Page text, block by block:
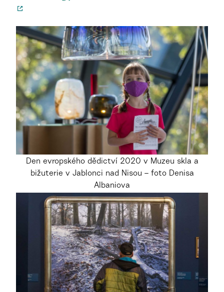
Den evropského dědictví 2020 v Muzeu skla a
bižuterie v Jablonci nad Nisou – foto Denisa
Albaniova